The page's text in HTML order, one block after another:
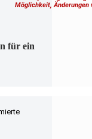
Möglichkeit,
für ein